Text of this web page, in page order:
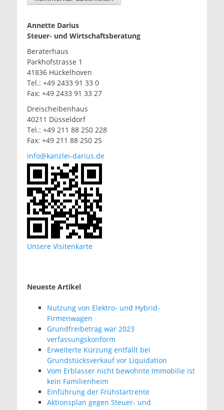
Annette Darius
Steuer- und Wirtschaftsberatung
Beraterhaus
Parkhofstrasse 1
41836 Hückelhoven
Tel.: +49 2433 91 33 0
Fax: +49 2433 91 33 27
Dreischeibenhaus
40211 Düsseldorf
Tel.: +49 211 88 250 228
Fax: +49 211 88 250 25
info@kanzlei-darius.de
Unsere Visitenkarte
Neueste Artikel
Nutzung von Elektro- und Hybrid-
Firmenwagen
Grundfreibetrag war 2023
verfassungskonform
Erweiterte Kürzung entfällt bei
Grundstücksverkauf vor Liquidation
Vom Erblasser nicht bewohnte Immobilie ist
kein Familienheim
Einführung der Frühstartrente
Aktionsplan gegen Steuer- und